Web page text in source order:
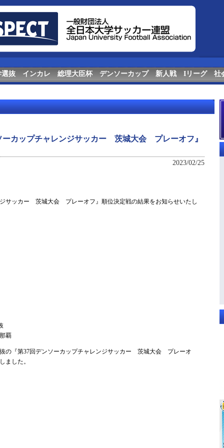
選抜 インカレ 総理大臣杯 デンソーカップ 新人戦 Iリーグ 社
ーカップチャレンジサッカー 茨城大会 プレーオフ』
2023/02/25
サッカー 茨城大会 プレーオフ』順位決定戦の結果をお知らせいたし
覇
の『第37回デンソーカップチャレンジサッカー 茨城大会 プレーオ
ました。